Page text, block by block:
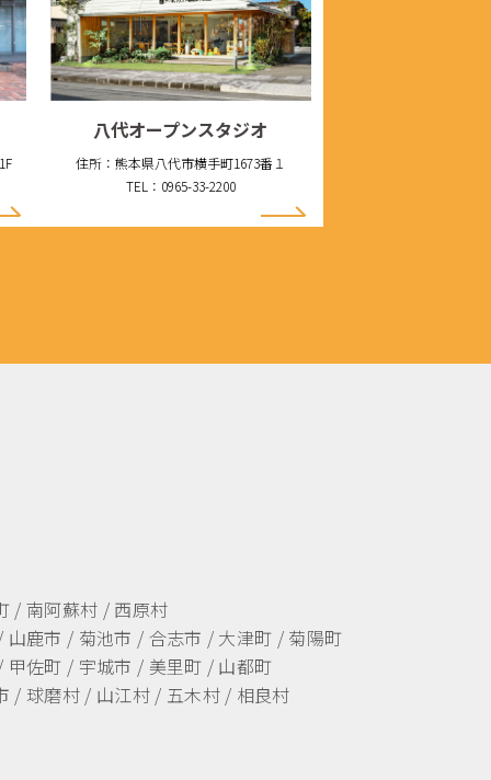
八代オープンスタジオ
住所：熊本県八代市横手町1673番１
TEL：0965-33-2200
/ 南阿蘇村 / 西原村
鹿市 / 菊池市 / 合志市 / 大津町 / 菊陽町
佐町 / 宇城市 / 美里町 / 山都町
/ 球磨村 / 山江村 / 五木村 / 相良村